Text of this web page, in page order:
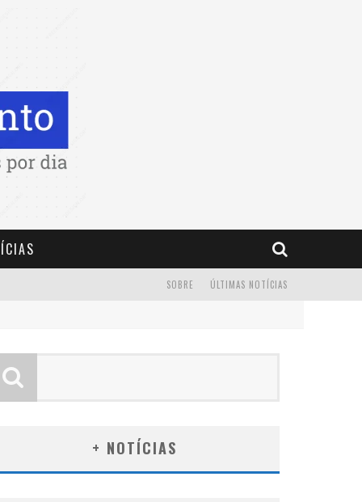
ÚLTIMAS NOTÍCIAS
SOBRE
+ NOTÍCIAS